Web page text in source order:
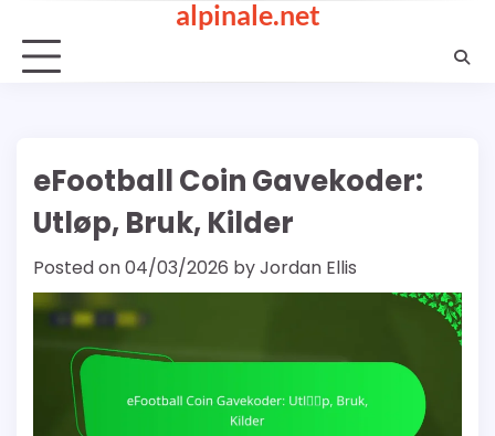
content
alpinale.net
eFootball Coin Gavekoder:
Utløp, Bruk, Kilder
Posted on04/03/2026 byJordan Ellis